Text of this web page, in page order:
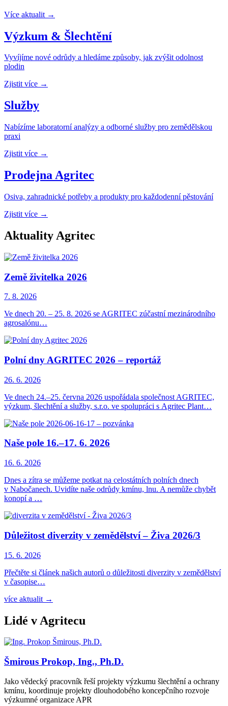
Více aktualit →
Výzkum & Šlechtění
Vyvíjíme nové odrůdy a hledáme způsoby, jak zvýšit odolnost
plodin
Zjistit více →
Služby
Nabízíme laboratorní analýzy a odborné služby pro zemědělskou
praxi
Zjistit více →
Prodejna Agritec
Osiva, zahradnické potřeby a produkty pro každodenní pěstování
Zjistit více →
Aktuality Agritec
Země živitelka 2026
7. 8. 2026
Ve dnech 20. – 25. 8. 2026 se AGRITEC zúčastní mezinárodního
agrosalónu…
Polní dny AGRITEC 2026 – reportáž
26. 6. 2026
Ve dnech 24.–25. června 2026 uspořádala společnost AGRITEC,
výzkum, šlechtění a služby, s.r.o. ve spolupráci s Agritec Plant…
Naše pole 16.–17. 6. 2026
16. 6. 2026
Dnes a zítra se můžeme potkat na celostátních polních dnech
v Nabočanech. Uvidíte naše odrůdy kmínu, lnu. A nemůže chybět
konopí a …
Důležitost diverzity v zemědělství – Živa 2026/3
15. 6. 2026
Přečtěte si článek našich autorů o důležitosti diverzity v zemědělství
v časopise…
více aktualit →
Lidé v Agritecu
Šmirous Prokop, Ing., Ph.D.
Jako vědecký pracovník řeší projekty výzkumu šlechtění a ochrany
kmínu, koordinuje projekty dlouhodobého koncepčního rozvoje
výzkumné organizace APR